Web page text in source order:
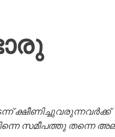
ക്ഷീണിച്ചുവരുന്നവർക്ക്
സമീപത്തു തന്നെ